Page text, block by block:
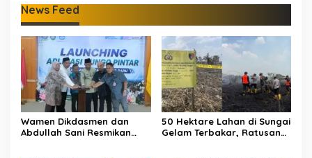
News Feed
Wamen Dikdasmen dan
Abdullah Sani Resmikan
50 Hektare Lahan di Sungai
Gelam Terbakar, Ratusan